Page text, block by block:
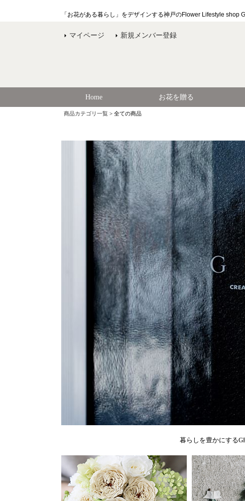
「お花がある暮らし」をデザインする神戸のFlower Lifestyle shop
マイページ 新規メンバー登録
Home お花を贈る
商品カテゴリ一覧 > 全ての商品
暮らしを豊かにする